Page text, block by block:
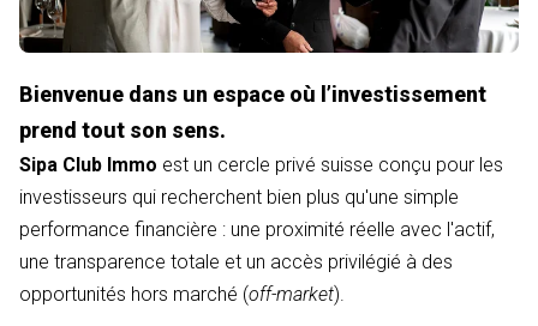
Bienvenue dans un espace où l’investissement
prend tout son sens.
Sipa Club Immo est un cercle privé suisse conçu pour les
investisseurs qui recherchent bien plus qu'une simple
performance financière : une proximité réelle avec l'actif,
une transparence totale et un accès privilégié à des
opportunités hors marché (off-market).